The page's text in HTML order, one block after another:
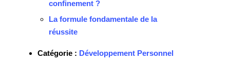
confinement ?
La formule fondamentale de la
réussite
Catégorie : Développement Personnel